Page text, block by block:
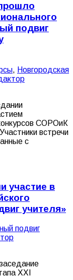
подвиг
, Новгородская
СОРОиК
встречи
с
участие в
учителя»
подвиг
XXI